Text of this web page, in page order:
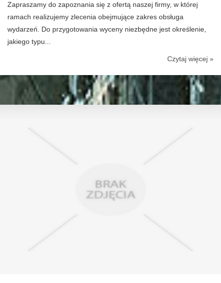
Zapraszamy do zapoznania się z ofertą naszej firmy, w której
ramach realizujemy zlecenia obejmujące zakres obsługa
wydarzeń. Do przygotowania wyceny niezbędne jest określenie,
jakiego typu...
Czytaj więcej »